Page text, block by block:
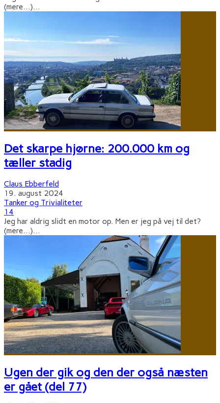
(mere…)...
Det skarpe hjørne: 200.000 km og
tæller stadig
Claus Ebberfeld
19. august 2024
Tanker og Trivialiteter
14
Jeg har aldrig slidt en motor op. Men er jeg på vej til det?
(mere…)...
Ugen der gik og den der også næsten
er gået (del 77)